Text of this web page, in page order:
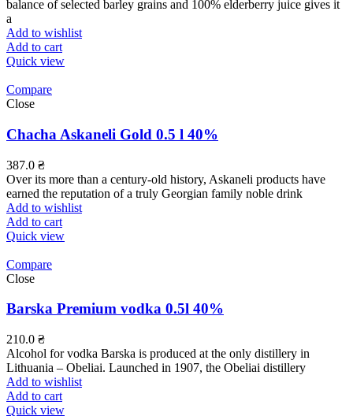
balance of selected barley grains and 100% elderberry juice gives it
a
Add to wishlist
Add to cart
Quick view
Compare
Close
Chacha Askaneli Gold 0.5 l 40%
387.0 ₴
Over its more than a century-old history, Askaneli products have
earned the reputation of a truly Georgian family noble drink
Add to wishlist
Add to cart
Quick view
Compare
Close
Barska Premium vodka 0.5l 40%
210.0 ₴
Alcohol for vodka Barska is produced at the only distillery in
Lithuania – Obeliai. Launched in 1907, the Obeliai distillery
Add to wishlist
Add to cart
Quick view